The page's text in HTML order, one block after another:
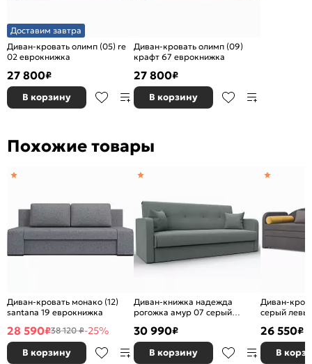
Доставим завтра
Диван-кровать олимп (05) re
02 еврокнижка
27 800₽
В корзину
Диван-кровать олимп (09)
крафт 67 еврокнижка
27 800₽
В корзину
Похожие товары
Диван-кровать монако (12)
santana 19 еврокнижка
28 590₽38 120 ₽-25%
В корзину
Диван-книжка надежда
рогожка амур 07 серый
30 990₽
В корзину
Диван-
серый
26 550₽
В